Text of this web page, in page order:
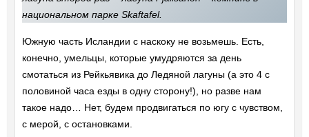
национальном парке Skaftafel.
Южную часть Исландии с наскоку не возьмешь. Есть,
конечно, умельцы, которые умудряются за день
смотаться из Рейкьявика до Ледяной лагуны (а это 4 c
половиной часа езды в одну сторону!), но разве нам
такое надо… Нет, будем продвигаться по югу с чувством,
с мерой, с остановками.